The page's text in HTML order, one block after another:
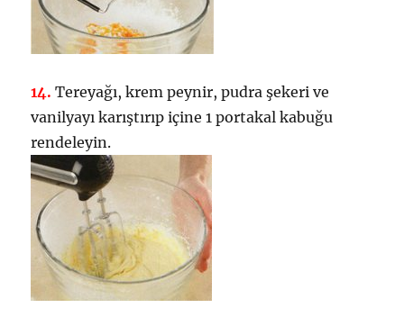
14. Tereyağı, krem peynir, pudra şekeri ve
vanilyayı karıştırıp içine 1 portakal kabuğu
rendeleyin.